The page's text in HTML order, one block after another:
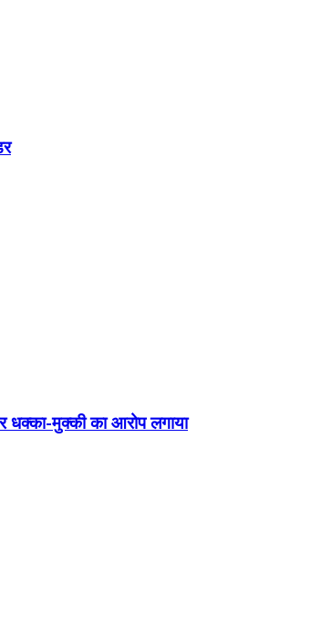
धक्का-मुक्की का आरोप लगाया